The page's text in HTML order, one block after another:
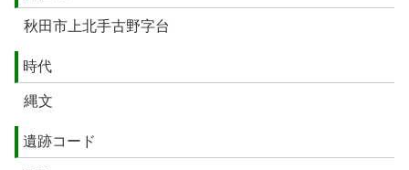
秋田市上北手古野字台
時代
縄文
遺跡コード